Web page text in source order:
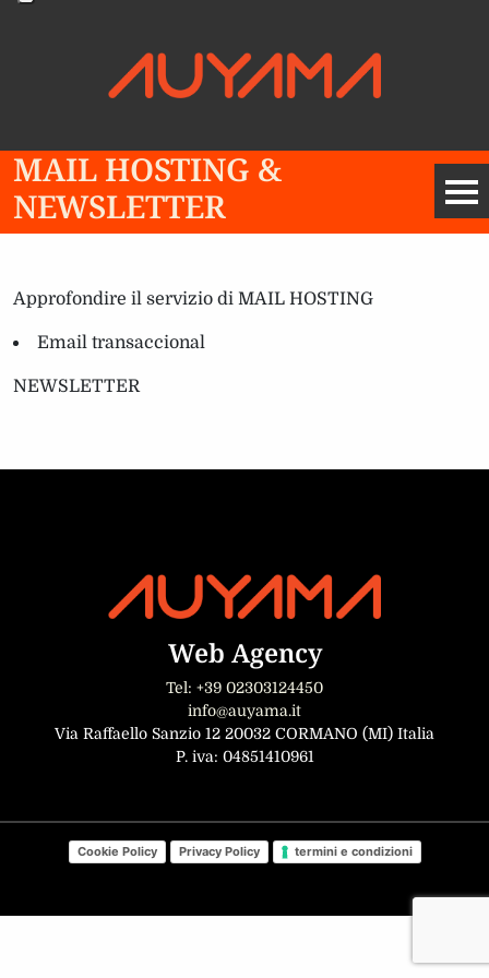
MAIL HOSTING &
NEWSLETTER
Approfondire il servizio di MAIL HOSTING
Email transaccional
NEWSLETTER
Web Agency
Tel: +39 02303124450
info@auyama.it
Via Raffaello Sanzio 12 20032 CORMANO (MI) Italia
P. iva: 04851410961
Cookie Policy Privacy Policy termini e condizioni